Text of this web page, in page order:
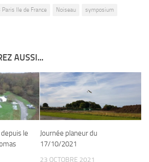
Paris Ile de France Noiseau
symposium
AUSSI...
le
Journée planeur du
17/10/2021
23 OCTOBRE 2021